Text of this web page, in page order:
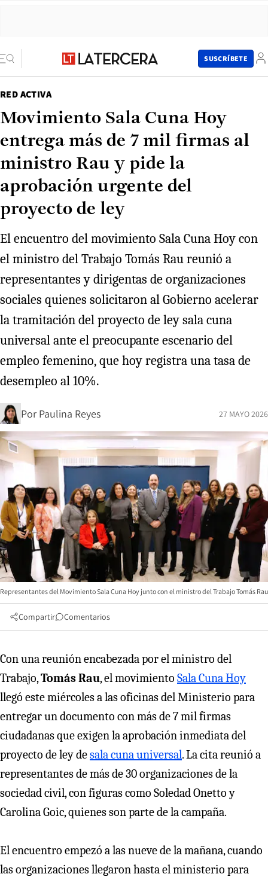
SUSCRÍBETE
RED ACTIVA
Movimiento Sala Cuna Hoy
entrega más de 7 mil firmas al
ministro Rau y pide la
aprobación urgente del
proyecto de ley
El encuentro del movimiento Sala Cuna Hoy con
el ministro del Trabajo Tomás Rau reunió a
representantes y dirigentas de organizaciones
sociales quienes solicitaron al Gobierno acelerar
la tramitación del proyecto de ley sala cuna
universal ante el preocupante escenario del
empleo femenino, que hoy registra una tasa de
desempleo al 10%.
Por Paulina Reyes 27 MAYO 2026
Representantes del Movimiento Sala Cuna Hoy junto con el ministro del Trabajo Tomás Rau
Compartir Comentarios
Con una reunión encabezada por el ministro del
Trabajo,Tomás Rau, el movimiento Sala Cuna Hoy
llegó este miércoles a las oficinas del Ministerio para
entregar un documento con más de 7 mil firmas
ciudadanas que exigen la aprobación inmediata del
proyecto de ley desala cuna universal. La cita reunió a
representantes de más de 30 organizaciones de la
sociedad civil, con figuras como Soledad Onetto y
Carolina Goic, quienes son parte de la campaña.
El encuentro empezó a las nueve de la mañana, cuando
las organizaciones llegaron hasta el ministerio para